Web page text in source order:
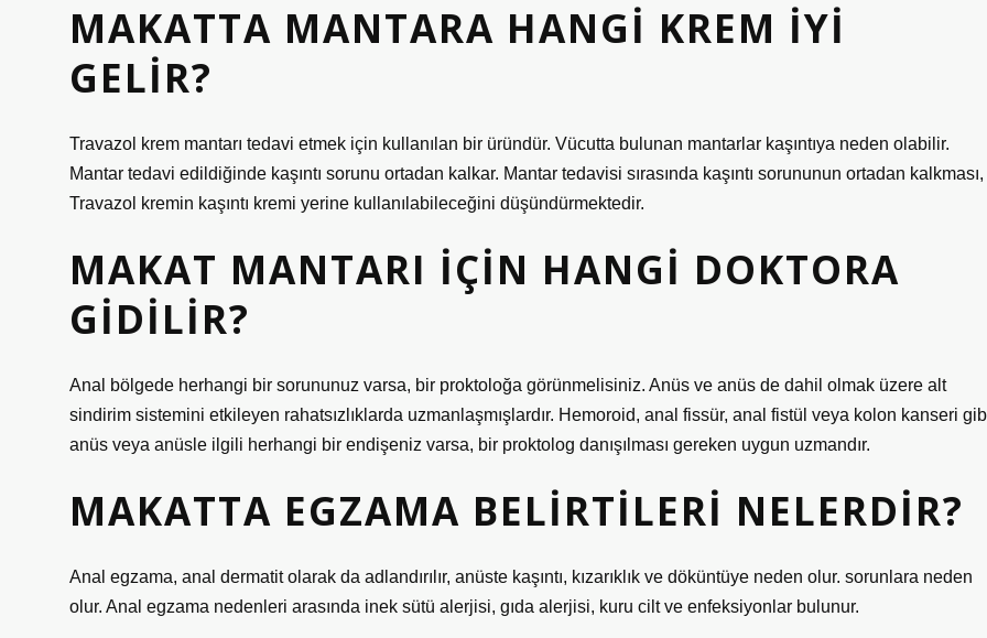
MAKATTA MANTARA HANGI KREM IYI
GELIR?
Travazol krem ​​mantarı tedavi etmek için kullanılan bir üründür. Vücutta bulunan mantarlar kaşıntıya neden olabilir.
Mantar tedavi edildiğinde kaşıntı sorunu ortadan kalkar. Mantar tedavisi sırasında kaşıntı sorununun ortadan kalkması,
Travazol kremin kaşıntı kremi yerine kullanılabileceğini düşündürmektedir.
MAKAT MANTARI IÇIN HANGI DOKTORA
GIDILIR?
Anal bölgede herhangi bir sorununuz varsa, bir proktoloğa görünmelisiniz. Anüs ve anüs de dahil olmak üzere alt
sindirim sistemini etkileyen rahatsızlıklarda uzmanlaşmışlardır. Hemoroid, anal fissür, anal fistül veya kolon kanseri
anüs veya anüsle ilgili herhangi bir endişeniz varsa, bir proktolog danışılması gereken uygun uzmandır.
MAKATTA EGZAMA BELIRTILERI NELERDIR?
Anal egzama, anal dermatit olarak da adlandırılır, anüste kaşıntı, kızarıklık ve döküntüye neden olur. sorunlara neden
olur. Anal egzama nedenleri arasında inek sütü alerjisi, gıda alerjisi, kuru cilt ve enfeksiyonlar bulunur.